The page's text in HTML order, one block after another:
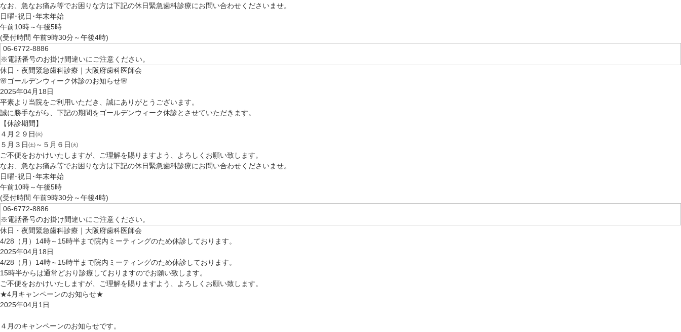
なお、急なお痛み等でお困りな方は下記の休日緊急歯科診療にお問い合わせくださいませ。
日曜･祝日･年末年始
午前10時～午後5時
(受付時間 午前9時30分～午後4時)
06-6772-8886
※電話番号のお掛け間違いにご注意ください。
休日・夜間緊急歯科診療｜大阪府歯科医師会
🌸ゴールデンウィーク休診のお知らせ🌸
2025年04月18日
平素より当院をご利用いただき、誠にありがとうございます。
誠に勝手ながら、下記の期間をゴールデンウィーク休診とさせていただきます。
【休診期間】
４月２９日㈫
５月３日㈯～５月６日㈫
ご不便をおかけいたしますが、ご理解を賜りますよう、よろしくお願い致します。
なお、急なお痛み等でお困りな方は下記の休日緊急歯科診療にお問い合わせくださいませ。
日曜･祝日･年末年始
午前10時～午後5時
(受付時間 午前9時30分～午後4時)
06-6772-8886
※電話番号のお掛け間違いにご注意ください。
休日・夜間緊急歯科診療｜大阪府歯科医師会
4/28（月）14時～15時半まで院内ミーティングのため休診しております。
2025年04月18日
4/28（月）14時～15時半まで院内ミーティングのため休診しております。
15時半からは通常どおり診療しておりますのでお願い致します。
ご不便をおかけいたしますが、ご理解を賜りますよう、よろしくお願い致します。
★4月キャンペーンのお知らせ★
2025年04月1日
４月のキャンペーンのお知らせです。